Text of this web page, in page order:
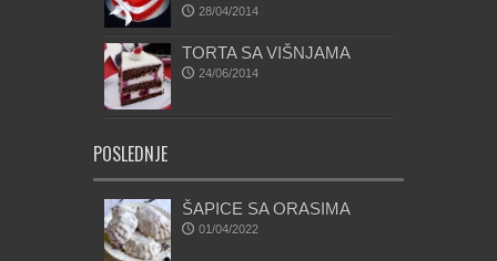
28/04/2014
TORTA SA VIŠNJAMA
24/06/2014
POSLEDNJE
ŠAPICE SA ORASIMA
01/04/2022